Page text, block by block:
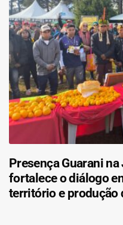
Presença Guarani
fortalece o diálogo
território e produção